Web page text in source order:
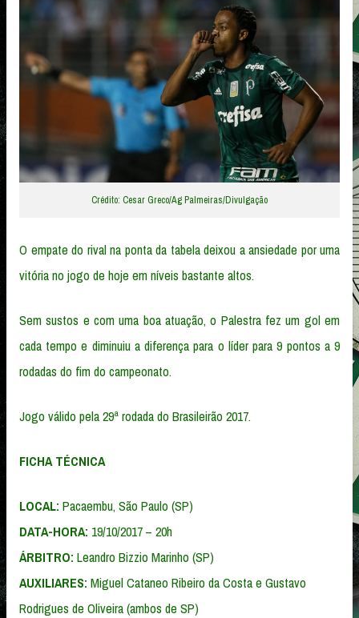
Crédito: Cesar Greco/Ag Palmeiras/Divulgação
O empate do rival na ponta da tabela deixou a ansiedade por uma
vitória no jogo de hoje em níveis bastante altos.
Sem sustos e com uma boa atuação, o Palestra fez um gol em
cada tempo e diminuiu a diferença para o líder para 9 pontos a 9
rodadas do fim do campeonato.
Jogo válido pela 29ª rodada do Brasileirão 2017.
FICHA TÉCNICA
LOCAL: Pacaembu, São Paulo (SP)
DATA-HORA: 19/10/2017 – 20h
ÁRBITRO: Leandro Bizzio Marinho (SP)
AUXILIARES: Miguel Cataneo Ribeiro da Costa e Gustavo
Rodrigues de Oliveira (ambos de SP)